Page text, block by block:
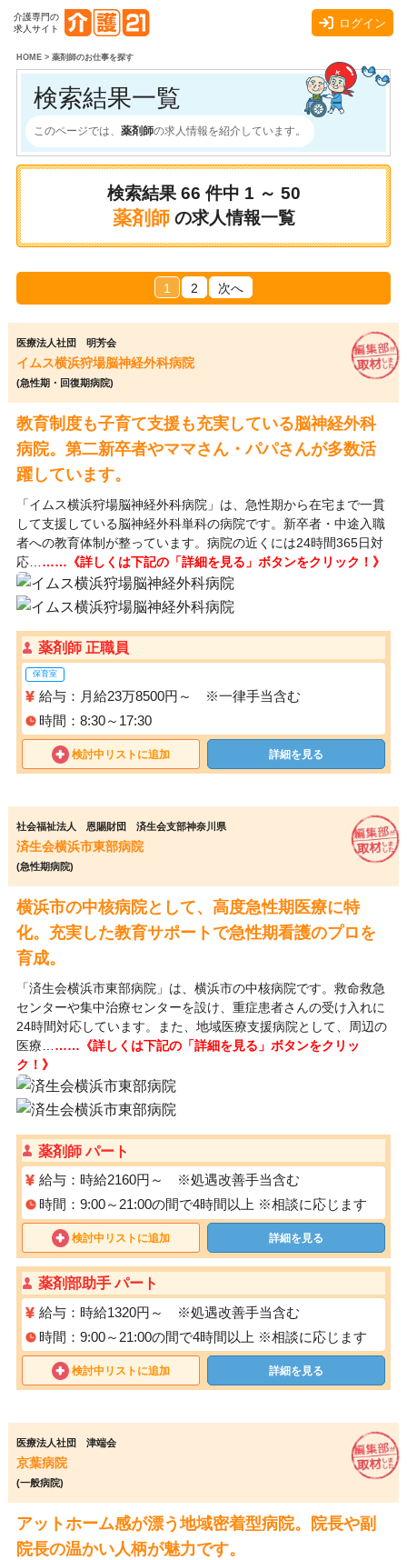
介護専門の
求人サイト
ログイン
HOME> 薬剤師のお仕事を探す
検索結果一覧
このページでは、 薬剤師の求人情報を紹介しています。
検索結果 66 件中 1 ～ 50
薬剤師 の求人情報一覧
1 2 次へ
医療法人社団 明芳会
イムス横浜狩場脳神経外科病院
(急性期・回復期病院)
教育制度も子育て支援も充実している脳神経外科
病院。第二新卒者やママさん・パパさんが多数活
躍しています。
「イムス横浜狩場脳神経外科病院」は、急性期から在宅まで一貫
して支援している脳神経外科単科の病院です。新卒者・中途入職
者への教育体制が整っています。病院の近くには24時間365日対
応… ……《詳しくは下記の「詳細を見る」ボタンをクリック！》
薬剤師 正職員
保育室
給与：月給23万8500円～ ※一律手当含む
時間：8:30～17:30
検討中リストに追加 詳細を見る
社会福祉法人 恩賜財団 済生会支部神奈川県
済生会横浜市東部病院
(急性期病院)
横浜市の中核病院として、高度急性期医療に特
化。充実した教育サポートで急性期看護のプロを
育成。
「済生会横浜市東部病院」は、横浜市の中核病院です。救命救急
センターや集中治療センターを設け、重症患者さんの受け入れに
24時間対応しています。また、地域医療支援病院として、周辺の
医療… ……《詳しくは下記の「詳細を見る」ボタンをクリッ
ク！》
薬剤師 パート
給与：時給2160円～ ※処遇改善手当含む
時間：9:00～21:00の間で4時間以上 ※相談に応じます
検討中リストに追加 詳細を見る
薬剤部助手 パート
給与：時給1320円～ ※処遇改善手当含む
時間：9:00～21:00の間で4時間以上 ※相談に応じます
検討中リストに追加 詳細を見る
医療法人社団 津端会
京葉病院
(一般病院)
アットホーム感が漂う地域密着型病院。院長や副
院長の温かい人柄が魅力です。